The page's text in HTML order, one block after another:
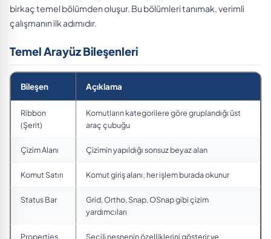
birkaç temel bölümden oluşur. Bu bölümleri tanımak, verimli
çalışmanın ilk adımıdır.
Temel Arayüz Bileşenleri
Bileşen Açıklama
Ribbon
(Şerit)
Komutların kategorilere göre gruplandığı üst
araç çubuğu
Çizim Alanı Çizimin yapıldığı sonsuz beyaz alan
Komut Satırı Komut giriş alanı; her işlem burada okunur
Status Bar
Grid, Ortho, Snap, OSnap gibi çizim
yardımcıları
Properties
Seçili nesnenin özelliklerini gösterir ve